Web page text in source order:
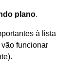
plano.
à lista
funcionar